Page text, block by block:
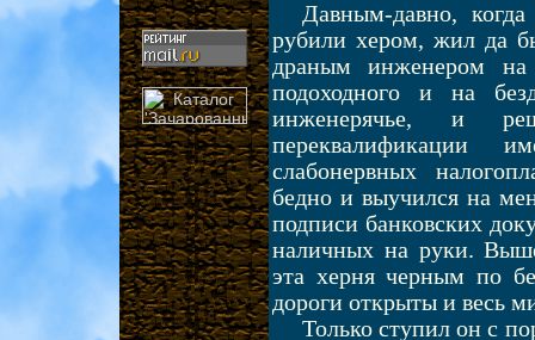
Давным-давно,
рубили хером, жил да
драным инженером
подоходного и на
инженерячье, и
переквалификации
слабонервных
бедно и выучился на
подписи банковских
наличных на руки.
эта херня черным по
дороги открыты и весь
Только ступил он с